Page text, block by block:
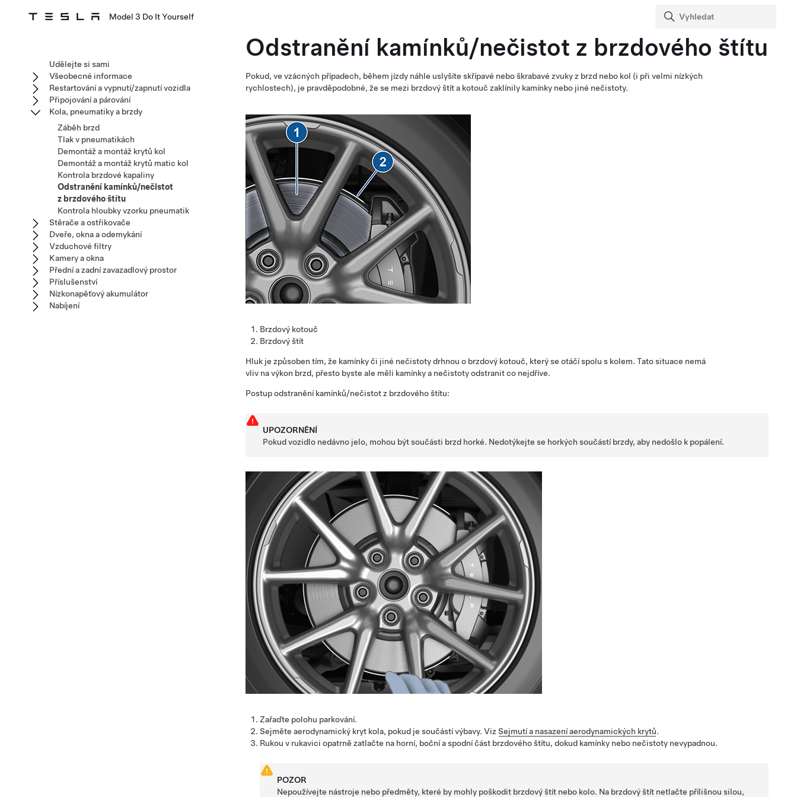
Model 3 Do It Yourself
Odstranění kamínků/nečistot z brzdového štítu
Pokud, ve vzácných případech, během jízdy náhle uslyšíte skřípavé nebo škrabavé zvuky z brzd nebo kol (i při velmi nízkých
rychlostech), je pravděpodobné, že se mezi brzdový štít a kotouč zaklínily kamínky nebo jiné nečistoty.
Brzdový kotouč
Brzdový štít
Hluk je způsoben tím, že kamínky či jiné nečistoty drhnou o brzdový kotouč, který se otáčí spolu s kolem. Tato situace nemá
vliv na výkon brzd, přesto byste ale měli kamínky a nečistoty odstranit co nejdříve.
Postup odstranění kamínků/nečistot z brzdového štítu:
UPOZORNĚNÍ
Pokud vozidlo nedávno jelo, mohou být součásti brzd horké. Nedotýkejte se horkých součástí brzdy, aby nedošlo k popálení.
Zařaďte polohu parkování.
Sejměte aerodynamický kryt kola, pokud je součástí výbavy. Viz Sejmutí a nasazení aerodynamických krytů.
Rukou v rukavici opatrně zatlačte na horní, boční a spodní část brzdového štítu, dokud kamínky nebo nečistoty nevypadnou.
POZOR
Nepoužívejte nástroje nebo předměty, které by mohly poškodit brzdový štít nebo kolo. Na brzdový štít netlačte přílišnou silou,
Udělejte si sami
Všeobecné informace
Restartování a vypnutí/zapnutí vozidla
Připojování a párování
Kola, pneumatiky a brzdy
Záběh brzd
Tlak v pneumatikách
Demontáž a montáž krytů kol
Demontáž a montáž krytů matic kol
Kontrola brzdové kapaliny
Odstranění kamínků/nečistot
z brzdového štítu
Kontrola hloubky vzorku pneumatik
Stěrače a ostřikovače
Dveře, okna a odemykání
Vzduchové filtry
Kamery a okna
Přední a zadní zavazadlový prostor
Příslušenství
Nízkonapěťový akumulátor
Nabíjení